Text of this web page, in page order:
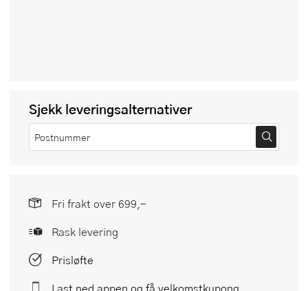
Sjekk leveringsalternativer
Fri frakt over 699,-
Rask levering
Prisløfte